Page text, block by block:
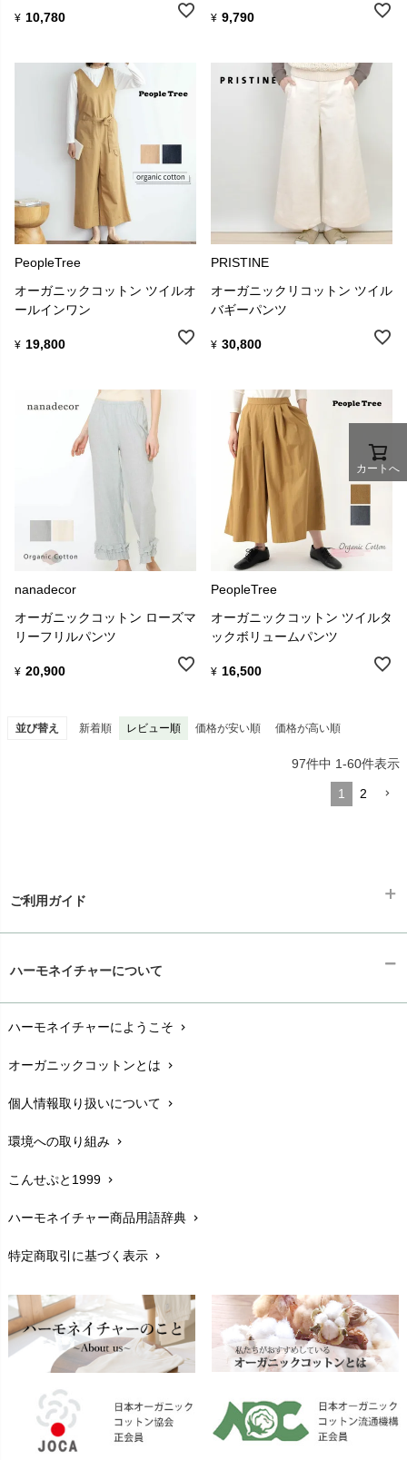
¥ 10,780 ¥ 9,790
PeopleTree
オーガニックコットン ツイルオ
ールインワン
¥ 19,800
PRISTINE
オーガニックリコットン ツイル
バギーパンツ
¥ 30,800
nanadecor
オーガニックコットン ローズマ
リーフリルパンツ
¥ 20,900
PeopleTree
オーガニックコットン ツイルタ
ックボリュームパンツ
¥ 16,500
並び替え 新着順 レビュー順 価格が安い順 価格が高い順
97件中 1-60件表示
1 2
カートへ
ご利用ガイド
配送と送料chevron_right
在庫状況と発送予定chevron_right
サイズ・寸法chevron_right
生地・素材chevron_right
お手入れについて
レビューを書こうchevron_right
返品交換chevron_right
FAXでのご注文
お問い合わせchevron_right
ハーモネイチャーについて
ハーモネイチャーにようこそ chevron_right
オーガニックコットンとは chevron_right
個人情報取り扱いについて chevron_right
環境への取り組み chevron_right
こんせぷと1999 chevron_right
ハーモネイチャー商品用語辞典 chevron_right
特定商取引に基づく表示 chevron_right